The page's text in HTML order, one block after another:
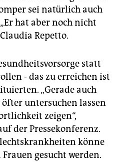
sei natürlich auch
hat aber noch nicht
Repetto.
statt
- das zu erreichen ist
„Gerade auch
untersuchen lassen
zeigen“,
der Pressekonferenz.
könne
gesucht werden.